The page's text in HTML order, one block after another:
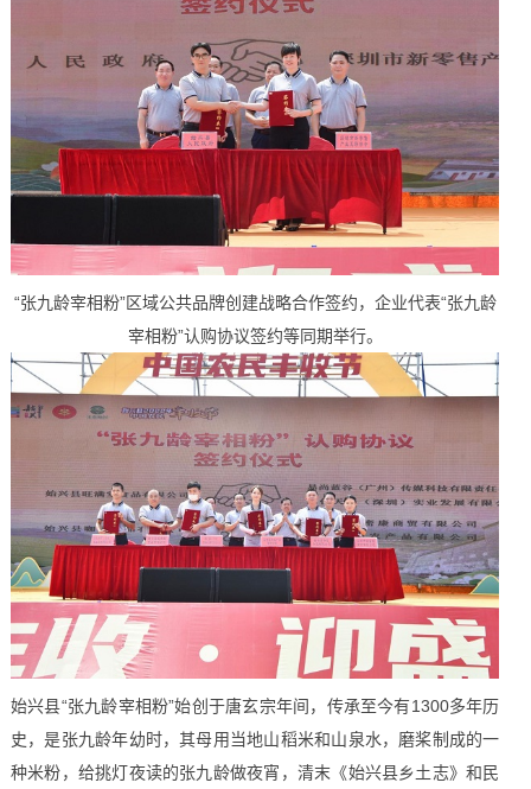
“张九龄宰相粉”区域公共品牌创建战略合作签约，企业代表“张九龄
宰相粉”认购协议签约等同期举行。
始兴县“张九龄宰相粉”始创于唐玄宗年间，传承至今有1300多年历
史，是张九龄年幼时，其母用当地山稻米和山泉水，磨桨制成的一
种米粉，给挑灯夜读的张九龄做夜宵，清末《始兴县乡土志》和民